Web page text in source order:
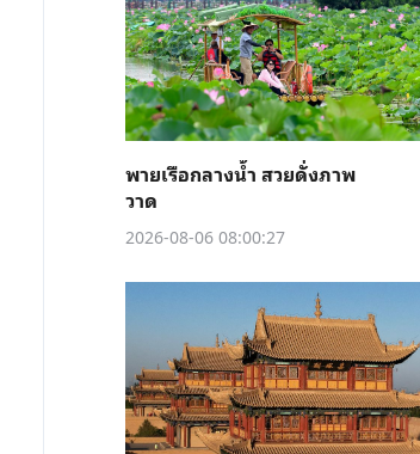
พายเรือกลางน้ำ สวยดั่งภาพ
วาด
2026-08-06 08:00:27